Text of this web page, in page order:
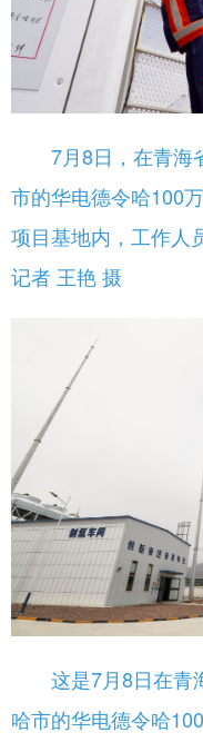
7月8日，在青海
市的华电德令哈100
项目基地内，工作人
记者 王艳 摄
这是7月8日在青
哈市的华电德令哈